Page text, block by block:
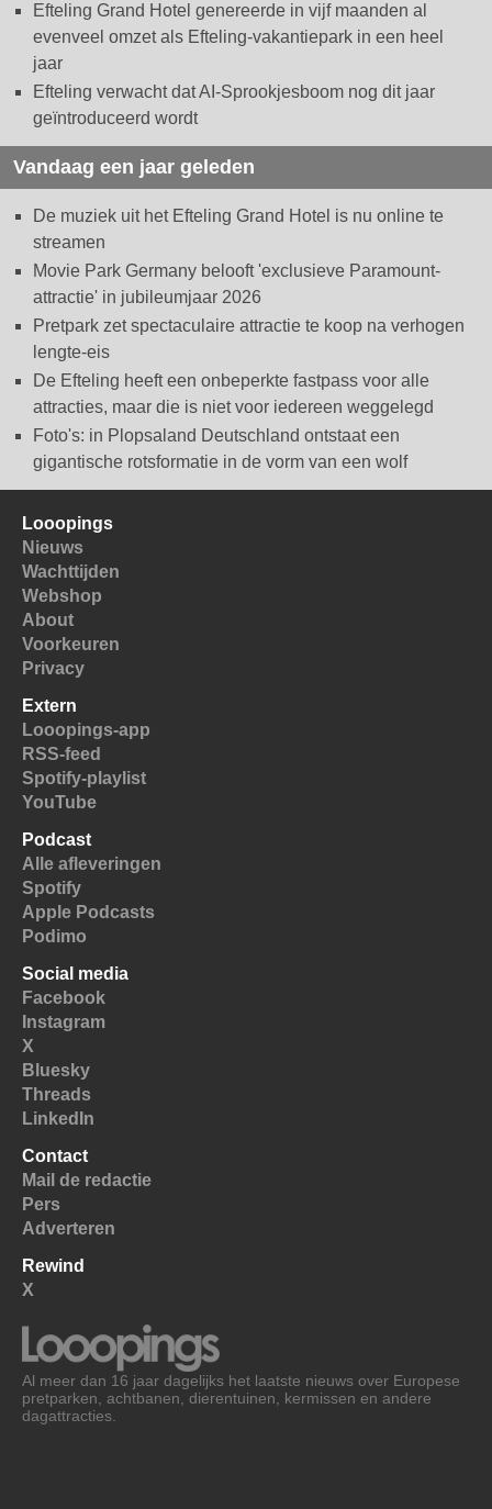
Efteling Grand Hotel genereerde in vijf maanden al
evenveel omzet als Efteling-vakantiepark in een heel
jaar
Efteling verwacht dat AI-Sprookjesboom nog dit jaar
geïntroduceerd wordt
Vandaag een jaar geleden
De muziek uit het Efteling Grand Hotel is nu online te
streamen
Movie Park Germany belooft 'exclusieve Paramount-
attractie' in jubileumjaar 2026
Pretpark zet spectaculaire attractie te koop na verhogen
lengte-eis
De Efteling heeft een onbeperkte fastpass voor alle
attracties, maar die is niet voor iedereen weggelegd
Foto's: in Plopsaland Deutschland ontstaat een
gigantische rotsformatie in de vorm van een wolf
Looopings
Nieuws
Wachttijden
Webshop
About
Voorkeuren
Privacy
Extern
Looopings-app
RSS-feed
Spotify-playlist
YouTube
Podcast
Alle afleveringen
Spotify
Apple Podcasts
Podimo
Social media
Facebook
Instagram
X
Bluesky
Threads
LinkedIn
Contact
Mail de redactie
Pers
Adverteren
Rewind
X
Al meer dan 16 jaar dagelijks het laatste nieuws over Europese
pretparken, achtbanen, dierentuinen, kermissen en andere
dagattracties.